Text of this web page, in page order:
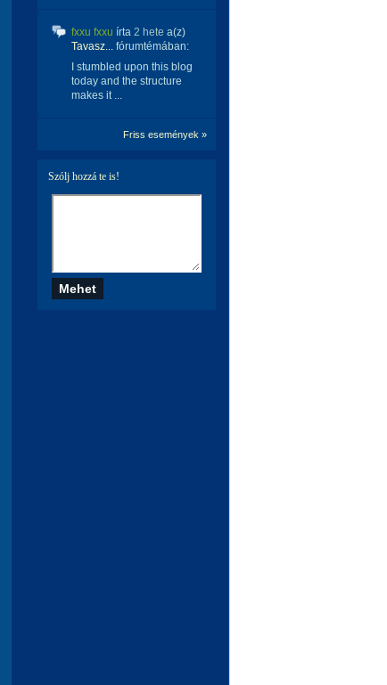
fxxu fxxu írta 2 hete a(z)
Tavasz... fórumtémában:
I stumbled upon this blog
today and the structure
makes it ...
Friss események »
Szólj hozzá te is!